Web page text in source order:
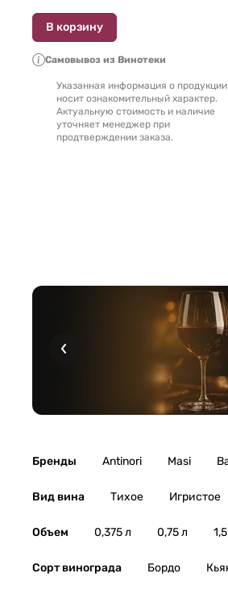
В корзину
Самовывоз из Винотеки
Указанная информация о продукции
носит ознакомительный характер.
Актуальную стоимость и наличие
уточняет менеджер при
продтверждении заказа.
Бренды Antinori Masi
Вид вина Тихое Игристое
Объем 0,375 л 0,75 л
Сорт винограда Бордо